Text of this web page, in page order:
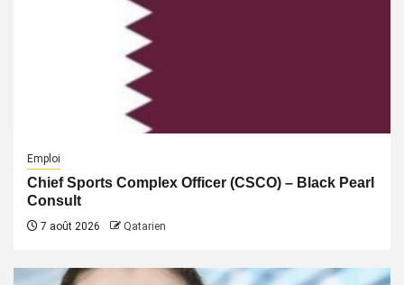
Emploi
Chief Sports Complex Officer (CSCO) – Black Pearl
Consult
7 août 2026 Qatarien